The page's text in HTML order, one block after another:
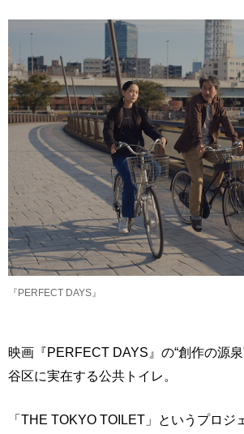
『PERFECT DAYS』
映画『PERFECT DAYS』の“創作の源
谷区に実在する公共トイレ。
「THE TOKYO TOILET」というプロジ